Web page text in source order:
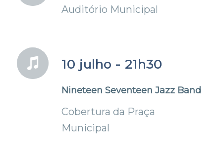
Auditório Municipal
10 julho - 21h30
Nineteen Seventeen Jazz Band
Cobertura da Praça
Municipal